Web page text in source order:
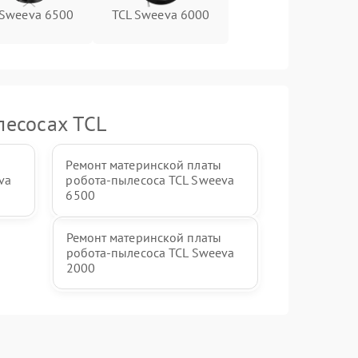
6500 TCL Sweeva 6000
TCL
Ремонт материнской платы
робота-пылесоса TCL Sweeva
6500
Ремонт материнской платы
робота-пылесоса TCL Sweeva
2000